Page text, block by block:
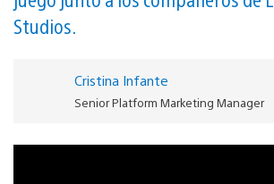
Studios.
Cristina Infante
Senior Platform Marketing Manager